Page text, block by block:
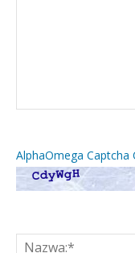
AlphaOmega